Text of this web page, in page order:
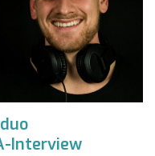
Interview